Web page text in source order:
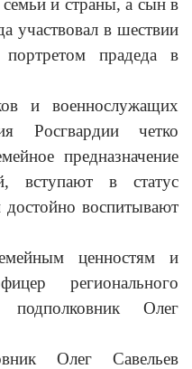
и страны, а сын в
участвовал в шествии
портретом прадеда в
и военнослужащих
Росгвардии четко
предназначение
вступают в статус
воспитывают
ценностям и
регионального
подполковник Олег
Олег Савельев